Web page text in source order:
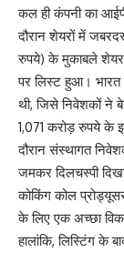
कल ही कंपनी का
दौरान शेयरों में
रुपये) के मुकाबले शेयर
पर लिस्ट हुआ। भारत
थी, जिसे निवेशकों ने
1,071 करोड़ रुपये के
दौरान संस्थागत
जमकर दिलचस्पी
कोकिंग कोल
के लिए एक अच्छा
हालांकि, लिस्टिंग के